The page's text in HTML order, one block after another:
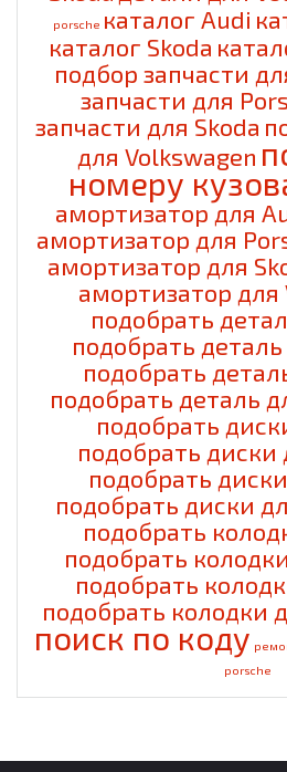
porsche каталог Audi
каталог Skoda
подбор запчасти
запчасти для
запчасти для Skoda
для Volkswagen
номеру
амортизатор для
амортизатор для
амортизатор для
амортизатор для
подобрать
подобрать
подобрать
подобрать деталь
подобрать
подобрать диски
подобрать
подобрать диски
подобрать
подобрать
подобрать
подобрать колодки
поиск по коду
porsche